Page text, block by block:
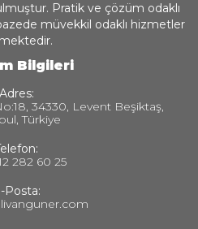
Pratik ve çözüm odaklı
müvekkil odaklı hizmetler
Bilgileri
Adres:
34330, Levent Beşiktaş,
Türkiye
282 60 25
Posta: